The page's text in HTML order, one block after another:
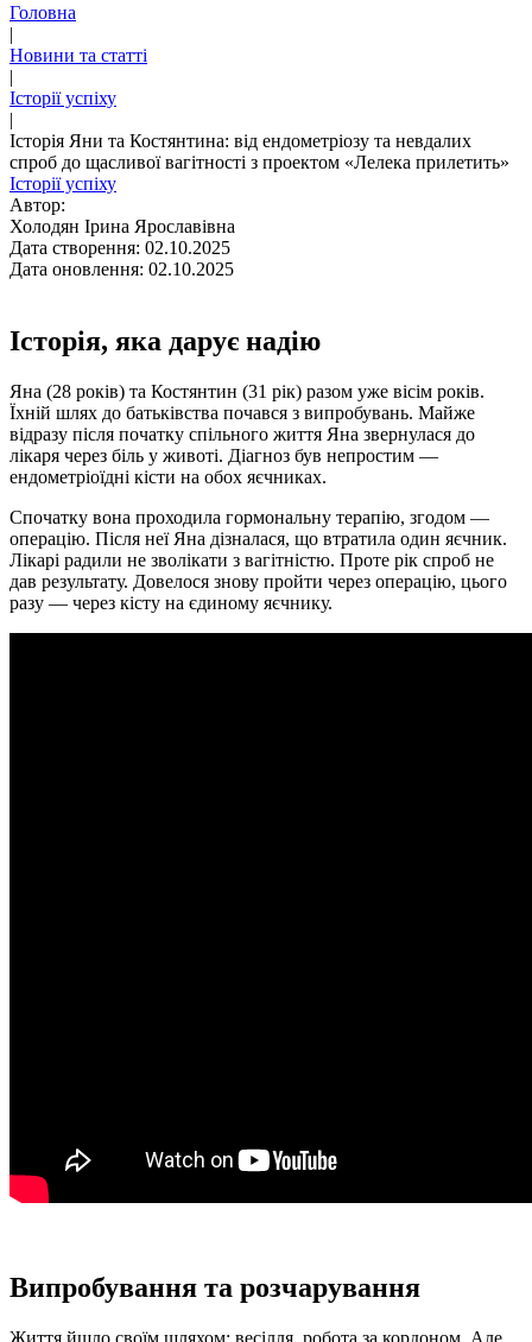
Головна
|
Новини та статті
|
Історії успіху
|
Історія Яни та Костянтина: від ендометріозу та невдалих
спроб до щасливої вагітності з проектом «Лелека прилетить»
Історії успіху
Автор:
Холодян Ірина Ярославівна
Дата створення: 02.10.2025
Дата оновлення: 02.10.2025
Історія, яка дарує надію
Яна (28 років) та Костянтин (31 рік) разом уже вісім років.
Їхній шлях до батьківства почався з випробувань. Майже
відразу після початку спільного життя Яна звернулася до
лікаря через біль у животі. Діагноз був непростим —
ендометріоїдні кісти на обох яєчниках.
Спочатку вона проходила гормональну терапію, згодом —
операцію. Після неї Яна дізналася, що втратила один яєчник.
Лікарі радили не зволікати з вагітністю. Проте рік спроб не
дав результату. Довелося знову пройти через операцію, цього
разу — через кісту на єдиному яєчнику.
Випробування та розчарування
Життя йшло своїм шляхом: весілля, робота за кордоном. Але